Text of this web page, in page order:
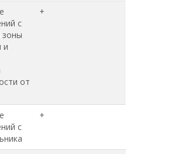
с
зоны
и
от
+
с
+